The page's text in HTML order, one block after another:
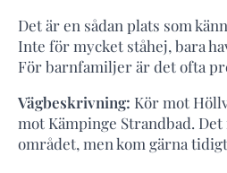
Det är en sådan plats som
Inte för mycket ståhej, bara
För barnfamiljer är det ofta
Vägbeskrivning: Kör mot
mot Kämpinge Strandbad.
området, men kom gärna